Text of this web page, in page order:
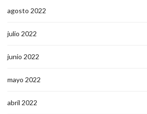
agosto 2022
julio 2022
junio 2022
mayo 2022
abril 2022